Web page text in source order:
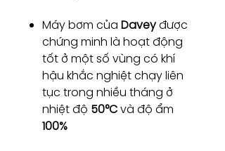
Máy bơm của Daveyđược
chứng minh là hoạt động
tốt ở một số vùng có khí
hậu khắc nghiệt chạy liên
tục trong nhiều tháng ở
nhiệt độ 50°Cvà độ ẩm
100%